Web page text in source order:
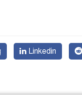
Linkedin